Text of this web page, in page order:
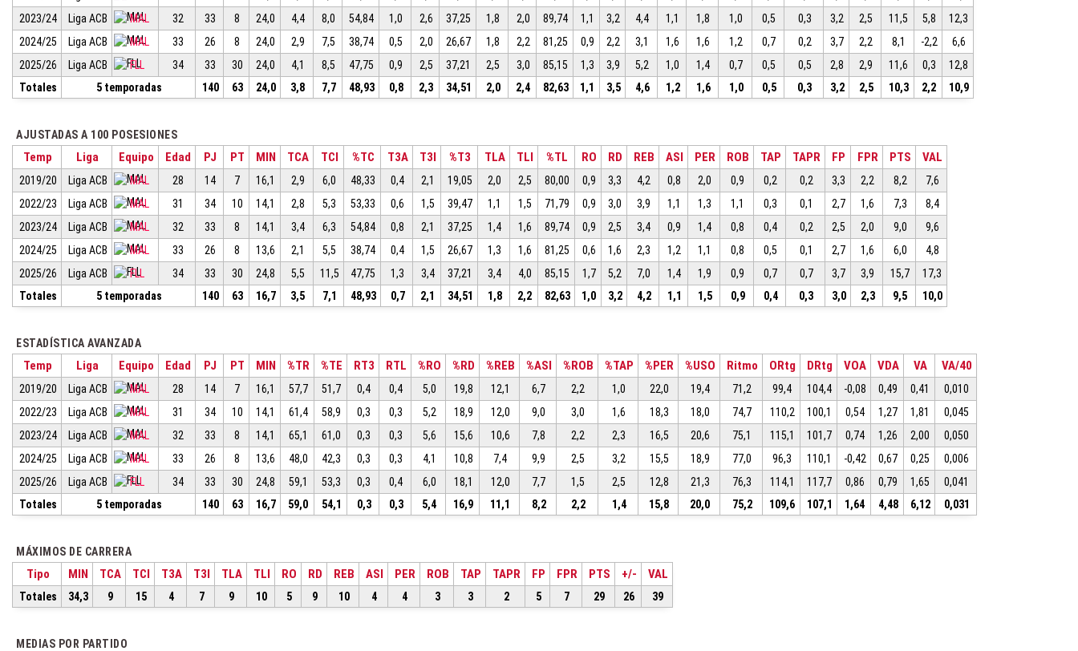
2023/24
Liga ACB MAL 32 33 8 24,0 4,4 8,0 54,84 1,0 2,6 37,25 1,8 2,0 89,74 1,1 3,2 4,4 1,1 1,8 1,0 0,5 0,3 3,2 2,5 11,5 5,8
12,3
2024/25
Liga ACB MAL 33 26 8 24,0 2,9 7,5 38,74 0,5 2,0 26,67 1,8 2,2 81,25 0,9 2,2 3,1 1,6 1,6 1,2 0,7 0,2 3,7 2,2 8,1 -2,2
6,6
2025/26
Liga ACB FLL 34 33 30 24,0 4,1 8,5 47,75 0,9 2,5 37,21 2,5 3,0 85,15 1,3 3,9 5,2 1,0 1,4 0,7 0,5 0,5 2,8 2,9 11,6 0,3
12,8
Totales
5 temporadas 140 63 24,0 3,8 7,7 48,93 0,8 2,3 34,51 2,0 2,4 82,63 1,1 3,5 4,6 1,2 1,6 1,0 0,5 0,3 3,2 2,5 10,3 2,2 10,9
AJUSTADAS A 100 POSESIONES
Temp Liga Equipo Edad PJ PT MIN TCA TCI %TC T3A T3I %T3 TLA TLI %TL RO RD REB ASI PER ROB TAP TAPR FP FPR PTS VAL
2019/20 Liga ACB MAL 28 14 7 16,1 2,9 6,0 48,33 0,4 2,1 19,05 2,0 2,5 80,00 0,9 3,3 4,2 0,8 2,0 0,9 0,2 0,2 3,3 2,2 8,2
7,6
2022/23
Liga ACB MAL 31 34 10 14,1 2,8 5,3 53,33 0,6 1,5 39,47 1,1 1,5 71,79 0,9 3,0 3,9 1,1 1,3 1,1 0,3 0,1 2,7 1,6 7,3
8,4
2023/24
Liga ACB MAL 32 33 8 14,1 3,4 6,3 54,84 0,8 2,1 37,25 1,4 1,6 89,74 0,9 2,5 3,4 0,9 1,4 0,8 0,4 0,2 2,5 2,0 9,0
9,6
2024/25
Liga ACB MAL 33 26 8 13,6 2,1 5,5 38,74 0,4 1,5 26,67 1,3 1,6 81,25 0,6 1,6 2,3 1,2 1,1 0,8 0,5 0,1 2,7 1,6 6,0
4,8
2025/26
Liga ACB FLL 34 33 30 24,8 5,5 11,5 47,75 1,3 3,4 37,21 3,4 4,0 85,15 1,7 5,2 7,0 1,4 1,9 0,9 0,7 0,7 3,7 3,9 15,7
17,3
Totales
5 temporadas 140 63 16,7 3,5 7,1 48,93 0,7 2,1 34,51 1,8 2,2 82,63 1,0 3,2 4,2 1,1 1,5 0,9 0,4 0,3 3,0 2,3 9,5 10,0
ESTADÍSTICA AVANZADA
Temp Liga Equipo Edad PJ PT MIN %TR %TE RT3 RTL %RO %RD %REB %ASI %ROB %TAP %PER %USO Ritmo ORtg DRtg VOA VDA VA VA/40
2019/20 Liga ACB MAL 28 14 7 16,1 57,7 51,7 0,4 0,4 5,0 19,8 12,1 6,7 2,2 1,0 22,0 19,4 71,2 99,4 104,4 -0,08 0,49 0,41
0,010
2022/23
Liga ACB MAL 31 34 10 14,1 61,4 58,9 0,3 0,3 5,2 18,9 12,0 9,0 3,0 1,6 18,3 18,0 74,7 110,2 100,1 0,54 1,27 1,81
0,045
2023/24
Liga ACB MAL 32 33 8 14,1 65,1 61,0 0,3 0,3 5,6 15,6 10,6 7,8 2,2 2,3 16,5 20,6 75,1 115,1 101,7 0,74 1,26 2,00
0,050
2024/25
Liga ACB MAL 33 26 8 13,6 48,0 42,3 0,3 0,3 4,1 10,8 7,4 9,9 2,5 3,2 15,5 18,9 77,0 96,3 110,1 -0,42 0,67 0,25
0,006
2025/26
Liga ACB FLL 34 33 30 24,8 59,1 53,3 0,3 0,4 6,0 18,1 12,0 7,7 1,5 2,5 12,8 21,3 76,3 114,1 117,7 0,86 0,79 1,65
0,041
Totales
5 temporadas 140 63 16,7 59,0 54,1 0,3 0,3 5,4 16,9 11,1 8,2 2,2 1,4 15,8 20,0 75,2 109,6 107,1 1,64 4,48 6,12 0,031
MÁXIMOS DE CARRERA
Tipo MIN TCA TCI T3A T3I TLA TLI RO RD REB ASI PER ROB TAP TAPR FP FPR PTS +/- VAL
Totales 34,3 9 15 4 7 9 10 5 9 10 4 4 3 3 2 5 7 29 26 39
MEDIAS POR PARTIDO